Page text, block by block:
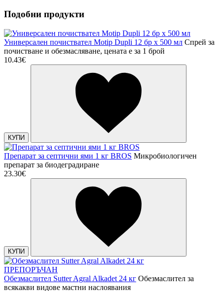
Подобни продукти
Универсален почиствател Motip Dupli 12 бр х 500 мл Спрей за
почистване и обезмасляване, цената е за 1 брой
10.43€
КУПИ
Препарат за септични ями 1 кг BROS Микробиологичен
препарат за биодеградиране
23.30€
КУПИ
ПРЕПОРЪЧАН
Обезмаслител Sutter Agral Alkadet 24 кг Обезмаслител за
всякакви видове мастни наслоявания